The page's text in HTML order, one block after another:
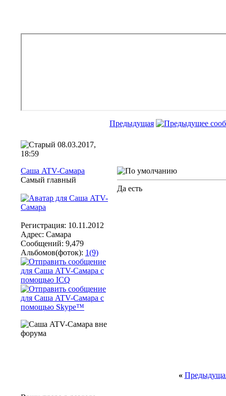
Предыдущая
08.03.2017,
18:59
Саша ATV-Самара
Самый главный
Регистрация: 10.11.2012
Адрес: Самара
Сообщений: 9,479
Альбомов(фоток): 1(9)
Да есть
«